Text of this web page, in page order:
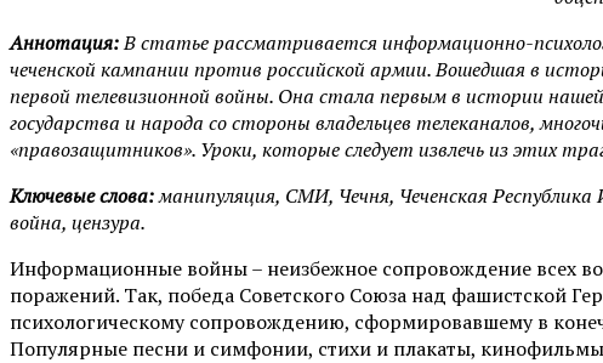
Аннотация:В статье рассматривается информационно-
чеченской кампании против российской армии. Вошедшая в
первой телевизионной войны. Она стала первым в истории
государства и народа со стороны владельцев телеканалов,
«правозащитников». Уроки, которые следует извлечь из этих
Ключевые слова:манипуляция, СМИ, Чечня, Чеченская
война, цензура.
Информационные войны – неизбежное сопровождение всех
поражений. Так, победа Советского Союза над фашистской
психологическому сопровождению, сформировавшему в
Популярные песни и симфонии, стихи и плакаты,